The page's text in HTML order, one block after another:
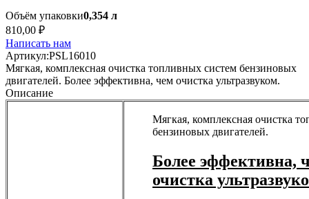
Объём упаковки0,354 л
810,00 ₽
Написать нам
Артикул:PSL16010
Мягкая, комплексная очистка топливных систем бензиновых
двигателей. Более эффективна, чем очистка ультразвуком.
Описание
Мягкая, комплексная очистка
бензиновых двигателей.
Более эффективна,
очистка